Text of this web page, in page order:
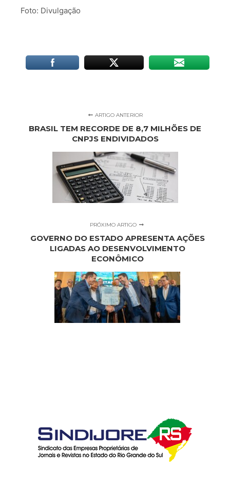
Foto: Divulgação
ARTIGO ANTERIOR
BRASIL TEM RECORDE DE 8,7 MILHÕES DE
CNPJS ENDIVIDADOS
PRÓXIMO ARTIGO
GOVERNO DO ESTADO APRESENTA AÇÕES
LIGADAS AO DESENVOLVIMENTO
ECONÔMICO